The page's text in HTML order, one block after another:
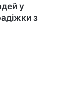
у
з